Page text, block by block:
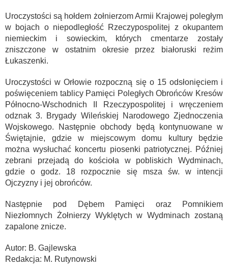
Uroczystości są hołdem żołnierzom Armii Krajowej poległym
w bojach o niepodległość Rzeczypospolitej z okupantem
niemieckim i sowieckim, których cmentarze zostały
zniszczone w ostatnim okresie przez białoruski reżim
Łukaszenki.
Uroczystości w Orłowie rozpoczną się o 15 odsłonięciem i
poświęceniem tablicy Pamięci Poległych Obrońców Kresów
Północno-Wschodnich II Rzeczypospolitej i wręczeniem
odznak 3. Brygady Wileńskiej Narodowego Zjednoczenia
Wojskowego. Następnie obchody będą kontynuowane w
Świętajnie, gdzie w miejscowym domu kultury będzie
można wysłuchać koncertu piosenki patriotycznej. Później
zebrani przejadą do kościoła w pobliskich Wydminach,
gdzie o godz. 18 rozpocznie się msza św. w intencji
Ojczyzny i jej obrońców.
Następnie pod Dębem Pamięci oraz Pomnikiem
Niezłomnych Żołnierzy Wyklętych w Wydminach zostaną
zapalone znicze.
Autor: B. Gajlewska
Redakcja: M. Rutynowski